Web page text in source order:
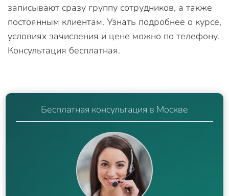
записывают сразу группу сотрудников, а также
постоянным клиентам. Узнать подробнее о курсе,
условиях зачисления и цене можно по телефону.
Консультация бесплатная.
Бесплатная консультация в Москве